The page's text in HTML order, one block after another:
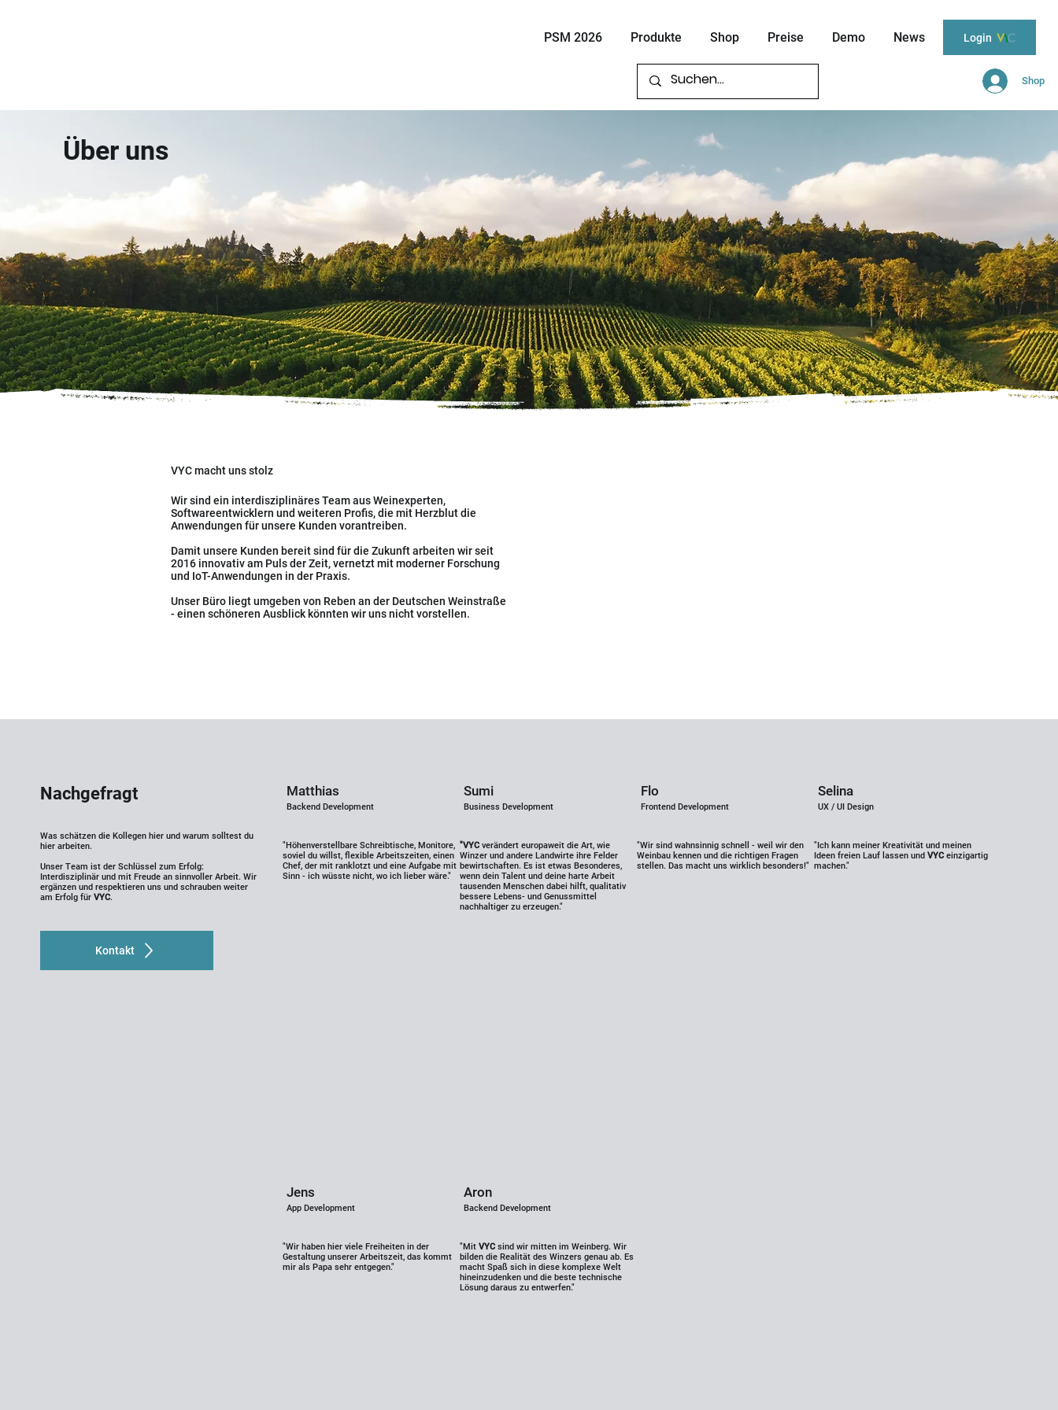
PSM 2026 Produkte Shop Preise Demo News Login
Shop
Über uns
VYC macht uns stolz
Wir sind ein interdisziplinäres Team aus Weinexperten,
Softwareentwicklern und weiteren Profis, die mit Herzblut die
Anwendungen für unsere Kunden vorantreiben.
Damit unsere Kunden bereit sind für die Zukunft arbeiten wir seit
2016 innovativ am Puls der Zeit, vernetzt mit moderner Forschung
und IoT-Anwendungen in der Praxis.
Unser Büro liegt umgeben von Reben an der Deutschen Weinstraße
- einen schöneren Ausblick könnten wir uns nicht vorstellen.
Matthias
Backend Development
"Höhenverstellbare Schreibtische, Monitore,
soviel du willst, flexible Arbeitszeiten, einen
Chef, der mit ranklotzt und eine Aufgabe mit
Sinn - ich wüsste nicht, wo ich lieber wäre."
Sumi
Business Development
"VYC verändert europaweit die Art, wie
Winzer und andere Landwirte ihre Felder
bewirtschaften. Es ist etwas Besonderes,
wenn dein Talent und deine harte Arbeit
tausenden Menschen dabei hilft, qualitativ
bessere Lebens- und Genussmittel
nachhaltiger zu erzeugen."
Flo
Frontend Development
"Wir sind wahnsinnig schnell - weil wir den
Weinbau kennen und die richtigen Fragen
stellen. Das macht uns wirklich besonders!"
Selina
UX / UI Design
"Ich kann meiner Kreativität und meinen
Ideen freien Lauf lassen und VYCeinzigartig
machen."
Jens
App Development
"Wir haben hier viele Freiheiten in der
Gestaltung unserer Arbeitszeit, das kommt
mir als Papa sehr entgegen."
Aron
Backend Development
"MitVYC sind wir mitten im Weinberg. Wir
bilden die Realität des Winzers genau ab. Es
macht Spaß sich in diese komplexe Welt
hineinzudenken und die beste technische
Lösung daraus zu entwerfen."
Nachgefragt
Was schätzen die Kollegen hier und warum solltest du
hier arbeiten.
Unser Team ist der Schlüssel zum Erfolg:
Interdisziplinär und mit Freude an sinnvoller Arbeit. Wir
ergänzen und respektieren uns und schrauben weiter
am Erfolg für VYC.
Kontakt